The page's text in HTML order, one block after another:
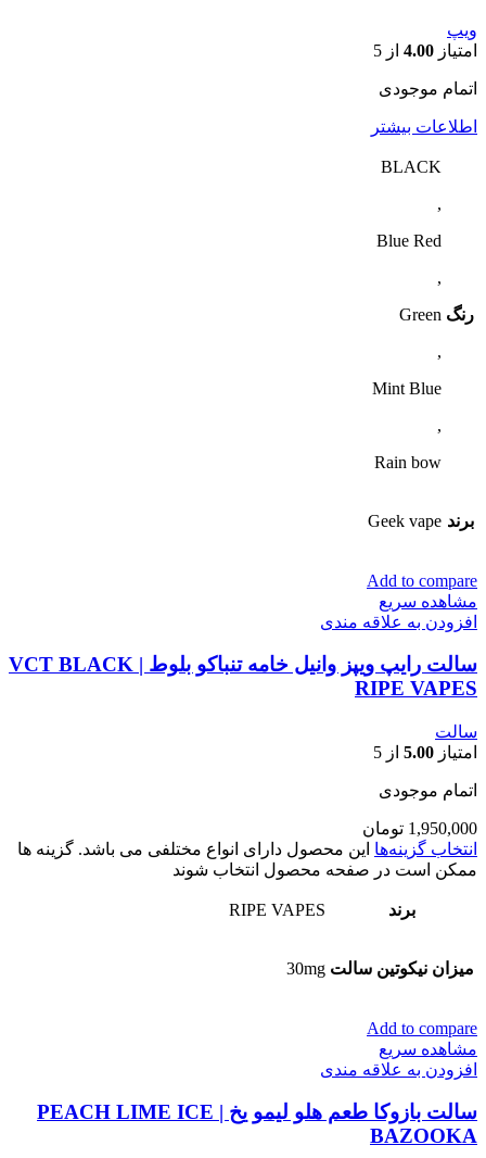
ویپ
امتیاز 4.00 از 5
اتمام موجودی
اطلاعات بیشتر
رنگ
BLACK
,
Blue Red
,
Green
,
Mint Blue
,
Rain bow
برند Geek vape
Add to compare
مشاهده سریع
افزودن به علاقه مندی
سالت رایپ ویپز وانیل خامه تنباکو بلوط | VCT BLACK
RIPE VAPES
سالت
امتیاز 5.00 از 5
اتمام موجودی
1,950,000 تومان
انتخاب گزینه‌ها این محصول دارای انواع مختلفی می باشد. گزینه ها
ممکن است در صفحه محصول انتخاب شوند
برند RIPE VAPES
میزان نیکوتین سالت 30mg
Add to compare
مشاهده سریع
افزودن به علاقه مندی
سالت بازوکا طعم هلو لیمو یخ | PEACH LIME ICE
BAZOOKA